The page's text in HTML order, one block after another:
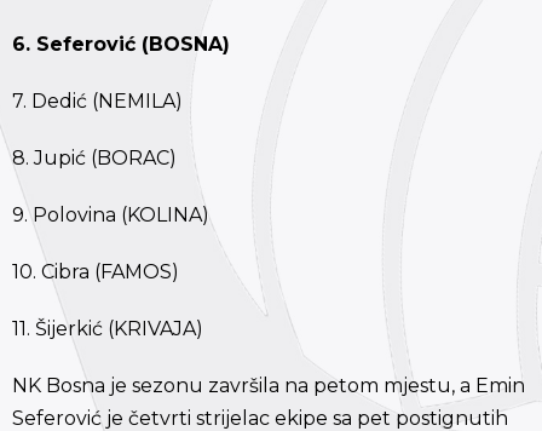
6. Seferović (BOSNA)
7. Dedić (NEMILA)
8. Jupić (BORAC)
9. Polovina (KOLINA)
10. Cibra (FAMOS)
11. Šijerkić (KRIVAJA)
NK Bosna je sezonu završila na petom mjestu, a Emin
Seferović je četvrti strijelac ekipe sa pet postignutih